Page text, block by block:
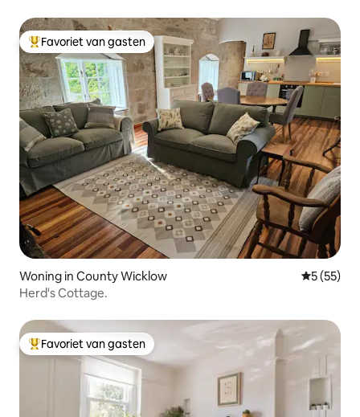
Topfavoriet van gasten
Favoriet van gasten
Woning in County Wicklow
5 (55)
Herd's Cottage.
Topfavoriet van gasten
Favoriet van gasten